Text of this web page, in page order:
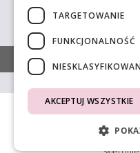
4.9
TARGETOWANIE
FUNKCJONALNOŚĆ
AKCEPTUJ WSZYSTKIE